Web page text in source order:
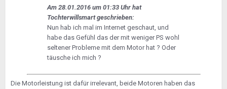
Am 28.01.2016 um 01:33 Uhr hat
Tochterwillsmart geschrieben:
Nun hab ich mal im Internet geschaut, und
habe das Gefühl das der mit weniger PS wohl
seltener Probleme mit dem Motor hat ? Oder
täusche ich mich ?
Die Motorleistung ist dafür irrelevant, beide Motoren haben das